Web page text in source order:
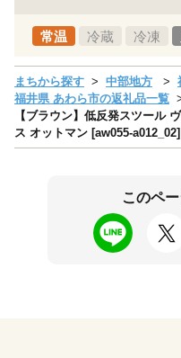
常温 冷蔵 冷凍
まちから探す 中部地方
福井県 あわら市の返礼品一覧
【ブラウン】低反発スツール
ス オットマン [aw055-a012_02]
このペ